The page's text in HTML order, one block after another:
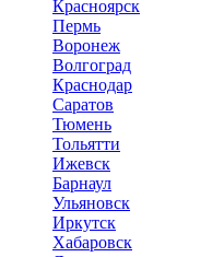
Красноярск
Пермь
Воронеж
Волгоград
Краснодар
Саратов
Тюмень
Тольятти
Ижевск
Барнаул
Ульяновск
Иркутск
Хабаровск